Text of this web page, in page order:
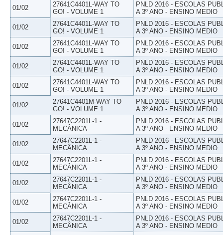
01/02
27641C4401L-WAY TO
GO! - VOLUME 1
PNLD 2016 - ESCOLAS
A 3º ANO - ENSINO MEDIO
01/02
27641C4401L-WAY TO
GO! - VOLUME 1
PNLD 2016 - ESCOLAS
A 3º ANO - ENSINO MEDIO
01/02
27641C4401L-WAY TO
GO! - VOLUME 1
PNLD 2016 - ESCOLAS
A 3º ANO - ENSINO MEDIO
01/02
27641C4401L-WAY TO
GO! - VOLUME 1
PNLD 2016 - ESCOLAS
A 3º ANO - ENSINO MEDIO
01/02
27641C4401L-WAY TO
GO! - VOLUME 1
PNLD 2016 - ESCOLAS
A 3º ANO - ENSINO MEDIO
01/02
27641C4401M-WAY TO
GO! - VOLUME 1
PNLD 2016 - ESCOLAS
A 3º ANO - ENSINO MEDIO
01/02
27647C2201L-1 -
MECÂNICA
PNLD 2016 - ESCOLAS
A 3º ANO - ENSINO MEDIO
01/02
27647C2201L-1 -
MECÂNICA
PNLD 2016 - ESCOLAS
A 3º ANO - ENSINO MEDIO
01/02
27647C2201L-1 -
MECÂNICA
PNLD 2016 - ESCOLAS
A 3º ANO - ENSINO MEDIO
01/02
27647C2201L-1 -
MECÂNICA
PNLD 2016 - ESCOLAS
A 3º ANO - ENSINO MEDIO
01/02
27647C2201L-1 -
MECÂNICA
PNLD 2016 - ESCOLAS
A 3º ANO - ENSINO MEDIO
01/02
27647C2201L-1 -
MECÂNICA
PNLD 2016 - ESCOLAS
A 3º ANO - ENSINO MEDIO